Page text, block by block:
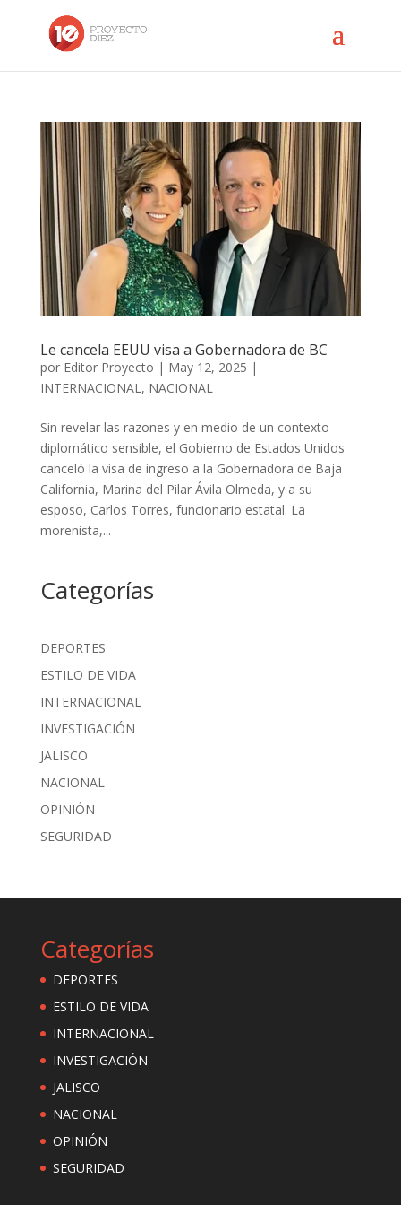
Le cancela EEUU visa a Gobernadora de BC
por Editor Proyecto | May 12, 2025 |
INTERNACIONAL , NACIONAL
Sin revelar las razones y en medio de un contexto
diplomático sensible, el Gobierno de Estados Unidos
canceló la visa de ingreso a la Gobernadora de Baja
California, Marina del Pilar Ávila Olmeda, y a su
esposo, Carlos Torres, funcionario estatal. La
morenista,...
Categorías
DEPORTES
ESTILO DE VIDA
INTERNACIONAL
INVESTIGACIÓN
JALISCO
NACIONAL
OPINIÓN
SEGURIDAD
Categorías
DEPORTES
ESTILO DE VIDA
INTERNACIONAL
INVESTIGACIÓN
JALISCO
NACIONAL
OPINIÓN
SEGURIDAD